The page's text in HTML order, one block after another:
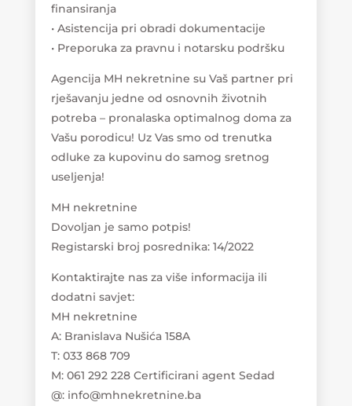
finansiranja
• Asistencija pri obradi dokumentacije
• Preporuka za pravnu i notarsku podršku
Agencija MH nekretnine su Vaš partner pri
rješavanju jedne od osnovnih životnih
potreba – pronalaska optimalnog doma za
Vašu porodicu! Uz Vas smo od trenutka
odluke za kupovinu do samog sretnog
useljenja!
MH nekretnine
Dovoljan je samo potpis!
Registarski broj posrednika: 14/2022
Kontaktirajte nas za više informacija ili
dodatni savjet:
MH nekretnine
A: Branislava Nušića 158A
T: 033 868 709
M: 061 292 228 Certificirani agent Sedad
@: info@mhnekretnine.ba